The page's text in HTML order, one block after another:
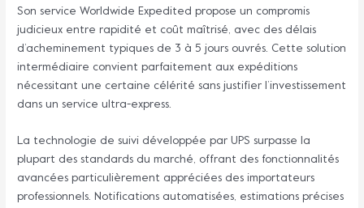
Son service Worldwide Expedited propose un compromis
judicieux entre rapidité et coût maîtrisé, avec des délais
d’acheminement typiques de 3 à 5 jours ouvrés. Cette solution
intermédiaire convient parfaitement aux expéditions
nécessitant une certaine célérité sans justifier l’investissement
dans un service ultra-express.
La technologie de suivi développée par UPS surpasse la
plupart des standards du marché, offrant des fonctionnalités
avancées particulièrement appréciées des importateurs
professionnels. Notifications automatisées, estimations précises